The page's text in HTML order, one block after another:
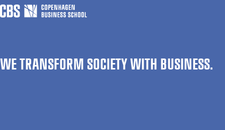
WE TRANSFORM SOCIETY WITH BUSINESS.